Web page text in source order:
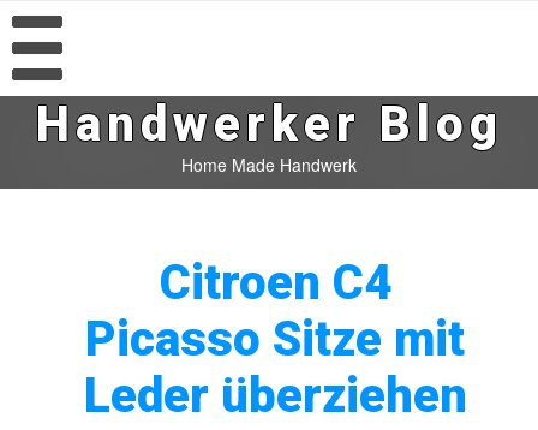
Handwerker Blog
Home Made Handwerk
Citroen C4
Picasso Sitze mit
Leder überziehen